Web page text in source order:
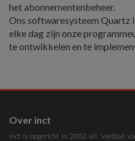
het abonnementenbeheer.
Ons softwaresysteem Quartz
elke dag zijn onze
te ontwikkelen en te
Over inct
inct is opgericht in 2002 als 'vakblad